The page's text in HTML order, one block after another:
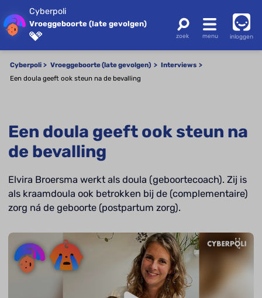
Cyberpoli
Vroeggeboorte (late gevolgen)
inloggen
Cyberpoli Vroeggeboorte (late gevolgen)
Interviews
Een doula geeft ook steun na de bevalling
Een doula geeft ook steun na
de bevalling
Elvira Broersma werkt als doula (geboortecoach). Zij is
als kraamdoula ook betrokken bij de (complementaire)
zorg ná de geboorte (postpartum zorg).